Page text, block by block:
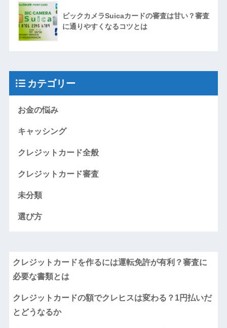
ビックカメラSuicaカードの審査は甘い？審査
に通りやすくなるコツとは
カテゴリー
お金の悩み
キャッシング
クレジットカード全般
クレジットカード審査
未分類
選び方
クレジットカードを作るには運転免許が有利？審査に
必要な書類とは
クレジットカードの額でクレヒスは変わる？1円払いだ
とどうなるか